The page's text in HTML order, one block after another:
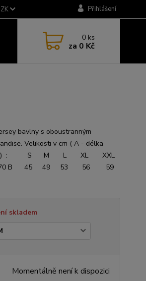
Přihlášení
0 ks
za 0 Kč
bavlny s oboustranným
Velikosti v cm ( A - délka
rukávy ) : S M L XL XXL
B 45 49 53 56 59
skladem
Momentálně není k dispozici